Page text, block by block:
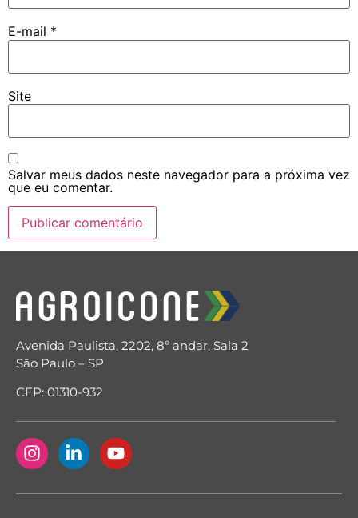
E-mail *
Site
Salvar meus dados neste navegador para a próxima vez
que eu comentar.
Avenida Paulista, 2202, 8º andar, Sala 2
São Paulo – SP
CEP: 01310-932